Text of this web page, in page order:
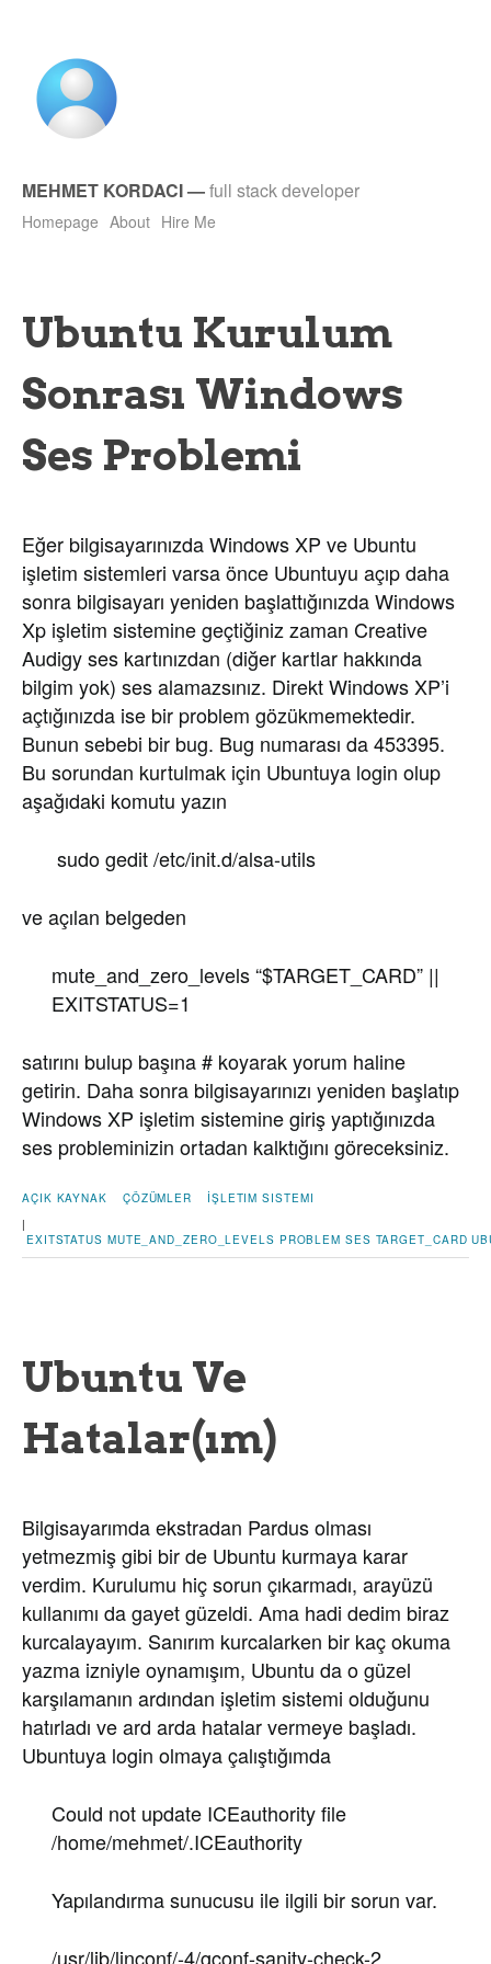
MEHMET KORDACI—full stack developer
Homepage About Hire Me
Ubuntu Kurulum
Sonrası Windows
Ses Problemi
Eğer bilgisayarınızda Windows XP ve Ubuntu
işletim sistemleri varsa önce Ubuntuyu açıp daha
sonra bilgisayarı yeniden başlattığınızda Windows
Xp işletim sistemine geçtiğiniz zaman Creative
Audigy ses kartınızdan (diğer kartlar hakkında
bilgim yok) ses alamazsınız. Direkt Windows XP’i
açtığınızda ise bir problem gözükmemektedir.
Bunun sebebi bir bug. Bug numarası da 453395.
Bu sorundan kurtulmak için Ubuntuya login olup
aşağıdaki komutu yazın
sudo gedit /etc/init.d/alsa-utils
ve açılan belgeden
mute_and_ zero_levels “$TARGET_CARD” ||
EXITSTATUS=1
satırını bulup başına # koyarak yorum haline
getirin. Daha sonra bilgisayarınızı yeniden başlatıp
Windows XP işletim sistemine giriş yaptığınızda
ses probleminizin ortadan kalktığını göreceksiniz.
AÇIK KAYNAK ÇÖZÜMLER
İŞLETIM SISTEMI
|
EXITSTATUS MUTE_AND_ZERO_LEVELS PROBLEM SES TARGET_CARD
Ubuntu Ve
Hatalar(ım)
Bilgisayarımda ekstradan Pardus olması
yetmezmiş gibi bir de Ubuntu kurmaya karar
verdim. Kurulumu hiç sorun çıkarmadı, arayüzü
kullanımı da gayet güzeldi. Ama hadi dedim biraz
kurcalayayım. Sanırım kurcalarken bir kaç okuma
yazma izniyle oynamışım, Ubuntu da o güzel
karşılamanın ardından işletim sistemi olduğunu
hatırladı ve ard arda hatalar vermeye başladı.
Ubuntuya login olmaya çalıştığımda
Could not update ICEauthority file
/home/mehmet/.ICEauthority
Yapılandırma sunucusu ile ilgili bir sorun var.
/usr/lib/linconf/-4/gconf-sanity-check-2